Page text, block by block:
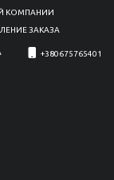
КОМПАНИИ
ЗАКАЗА
+380675765401